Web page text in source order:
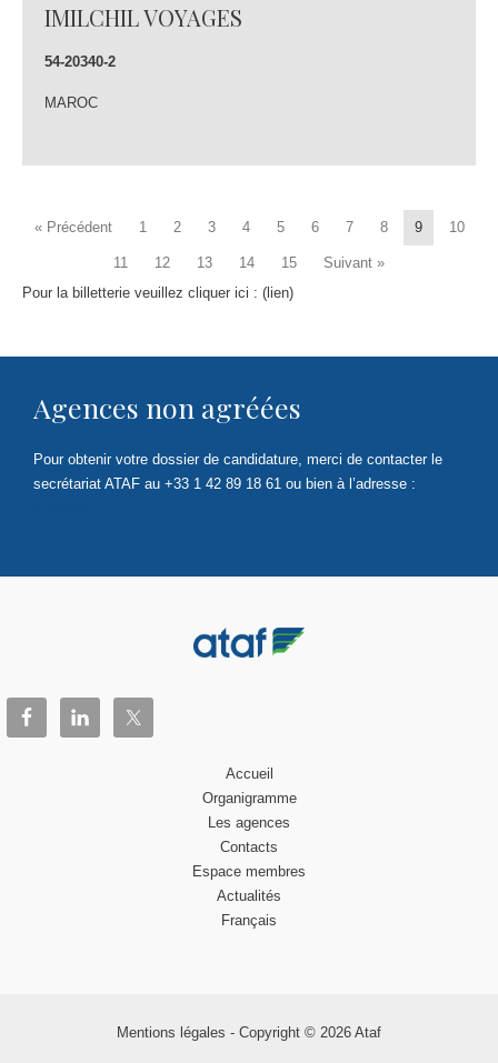
IMILCHIL VOYAGES
54-20340-2
MAROC
« Précédent 1 2 3 4 5 6 7 8 9 10
11 12 13 14 15
Suivant »
Pour la billetterie veuillez cliquer ici : (lien)
Agences non agréées
Pour obtenir votre dossier de candidature, merci de contacter le
secrétariat ATAF au +33 1 42 89 18 61 ou bien à l’adresse :
Accueil
Organigramme
Les agences
Contacts
Espace membres
Actualités
Français
Mentions légales - Copyright © 2026 Ataf